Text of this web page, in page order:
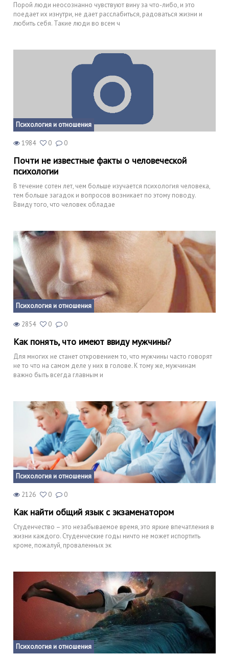
Порой люди неосознанно чувствуют вину за что-либо, и это
поедает их изнутри, не дает расслабиться, радоваться жизни и
любить себя. Такие люди во всем ч
Психология и отношения
1984 0 0
Почти не известные факты о человеческой
психологии
В течение сотен лет, чем больше изучается психология человека,
тем больше загадок и вопросов возникает по этому поводу.
Ввиду того, что человек обладае
Психология и отношения
2854 0 0
Как понять, что имеют ввиду мужчины?
Для многих не станет откровением то, что мужчины часто говорят
не то что на самом деле у них в голове. К тому же, мужчинам
важно быть всегда главным и
Психология и отношения
2126 0 0
Как найти общий язык с экзаменатором
Студенчество – это незабываемое время, это яркие впечатления в
жизни каждого. Студенческие годы ничто не может испортить
кроме, пожалуй, проваленных эк
Психология и отношения